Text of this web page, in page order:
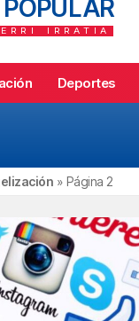
IRRATIA
Deportes
» Página 2